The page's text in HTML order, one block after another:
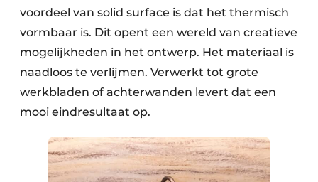
voordeel van solid surface is dat het thermisch
vormbaar is. Dit opent een wereld van creatieve
mogelijkheden in het ontwerp. Het materiaal is
naadloos te verlijmen. Verwerkt tot grote
werkbladen of achterwanden levert dat een
mooi eindresultaat op.